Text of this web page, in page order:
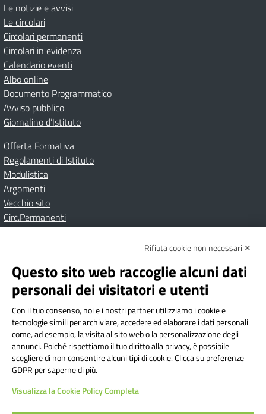
Le notizie e avvisi
Le circolari
Circolari permanenti
Circolari in evidenza
Calendario eventi
Albo online
Documento Programmatico
Avviso pubblico
Giornalino d’Istituto
Offerta Formativa
Regolamenti di Istituto
Modulistica
Argomenti
Vecchio sito
Circ.Permanenti
Albo onlinePrivacy Policy
Dichiarazione di accessibilità
Note Legali
Istituto Comprensivo Bricherasio
Via Cesare Bollea n. 3 - 10064 Bricherasio (TO) | P.E.O.:
toic84200d@istruzione.it | P.E.C.:
toic84200d@pec.istruzione.it
Codice Fiscale: 94544620019 | Cod. Meccanografico:
TOIC84200D | Codice IPA: istsc_toic84200d | Codice
Univoco: UFYI9M
Rifiuta cookie non necessari ✕
Questo sito web raccoglie alcuni dati
personali dei visitatori e utenti
Con il tuo consenso, noi e i nostri partner utilizziamo i cookie e
tecnologie simili per archiviare, accedere ed elaborare i dati personali
come, ad esempio, la visita al sito web o la personalizzazione degli
annunci. Poiché rispettiamo il tuo diritto alla privacy, è possibile
scegliere di non consentire alcuni tipi di cookie. Clicca su preferenze
GDPR per saperne di più.
Visualizza la Cookie Policy Completa